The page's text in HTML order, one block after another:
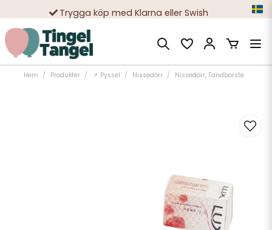
Trygga köp med Klarna eller Swish
10 000-tals nöjda kunder
Hem Produkter 📌 Pyssel Nissedörr Nissedörr, Tandborste